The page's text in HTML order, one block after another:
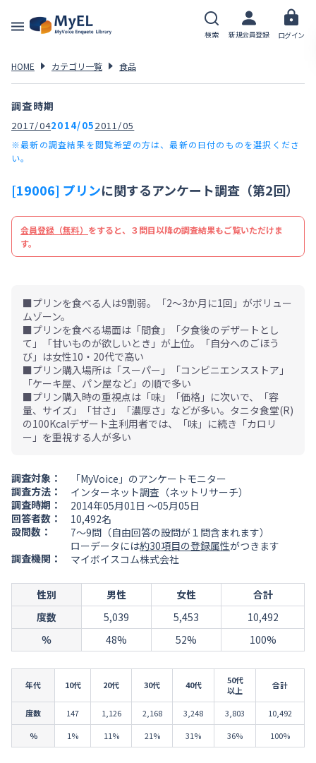
検索 新規会員登録 ログイン
HOME カテゴリ一覧 食品
調査時期
2017/042014/052011/05
※最新の調査結果を閲覧希望の方は、最新の日付のものを選択くださ
い。
[19006] プリンに関するアンケート調査（第2回）
会員登録（無料） をすると、３問目以降の調査結果もご覧いただけま
す。
■プリンを食べる人は9割弱。「2～3か月に1回」がボリュー
ムゾーン。
■プリンを食べる場面は「間食」「夕食後のデザートとし
て」「甘いものが欲しいとき」が上位。「自分へのごほう
び」は女性10・20代で高い
■プリン購入場所は「スーパー」「コンビニエンスストア」
「ケーキ屋、パン屋など」の順で多い
■プリン購入時の重視点は「味」「価格」に次いで、「容
量、サイズ」「甘さ」「濃厚さ」などが多い。タニタ食堂(R)
の100Kcalデザート主利用者では、「味」に続き「カロリ
ー」を重視する人が多い
調査対象：
「MyVoice」のアンケートモニター
調査方法：
インターネット調査（ネットリサーチ）
調査時期：
2014年05月01日 ～05月05日
回答者数：
10,492名
設問数：
7～9問（自由回答の設問が１問含まれます）
ローデータには約30項目の登録属性がつきます
調査機関：
マイボイスコム株式会社
性別 男性 女性
合計
度数
5,039 5,453
10,492
％
48% 52% 100%
年代 10代 20代 30代 40代
50代
以上
合計
度数 147 1,126 2,168 3,248 3,803
10,492
％
1% 11% 21% 31% 36% 100%